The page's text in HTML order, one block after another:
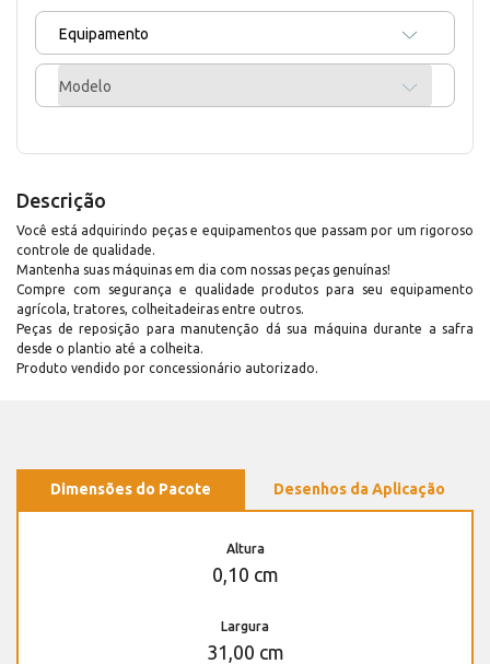
Equipamento
Modelo
Descrição
Você está adquirindo peças e equipamentos que passam por um rigoroso
controle de qualidade.
Mantenha suas máquinas em dia com nossas peças genuínas!
Compre com segurança e qualidade produtos para seu equipamento
agrícola, tratores, colheitadeiras entre outros.
Peças de reposição para manutenção dá sua máquina durante a safra
desde o plantio até a colheita.
Produto vendido por concessionário autorizado.
Dimensões do Pacote Desenhos da Aplicação
Altura
0,10 cm
Largura
31,00 cm